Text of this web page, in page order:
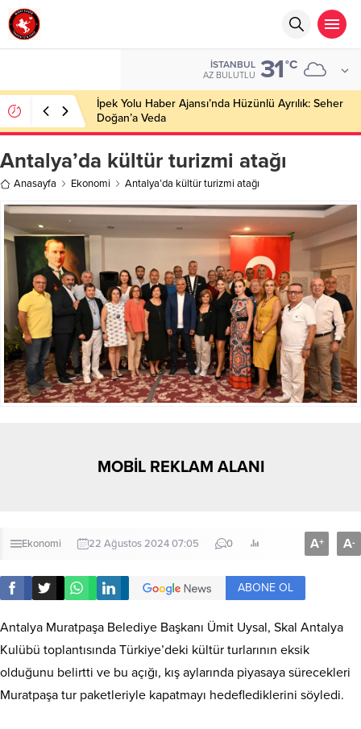
İSTANBUL
AZ BULUTLU 31°C
İpek Yolu Haber Ajansı’nda Hüzünlü Ayrılık: Seher
Doğan’a Veda
Antalya’da kültür turizmi atağı
Anasayfa Ekonomi Antalya’da kültür turizmi atağı
MOBİL REKLAM ALANI
Ekonomi 22 Ağustos 2024 07:05 0 A+ A-
ABONE OL
Antalya Muratpaşa Belediye Başkanı Ümit Uysal, Skal Antalya
Kulübü toplantısında Türkiye’deki kültür turlarının eksik
olduğunu belirtti ve bu açığı, kış aylarında piyasaya sürecekleri
Muratpaşa tur paketleriyle kapatmayı hedeflediklerini söyledi.